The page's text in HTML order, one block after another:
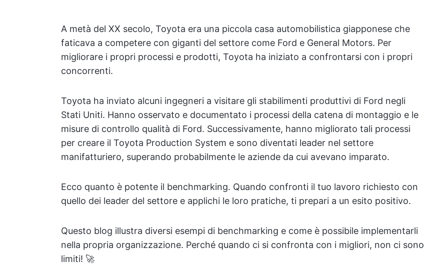
A metà del XX secolo, Toyota era una piccola casa automobilistica giapponese che
faticava a competere con giganti del settore come Ford e General Motors. Per
migliorare i propri processi e prodotti, Toyota ha iniziato a confrontarsi con i propri
concorrenti.
Toyota ha inviato alcuni ingegneri a visitare gli stabilimenti produttivi di Ford negli
Stati Uniti. Hanno osservato e documentato i processi della catena di montaggio e le
misure di controllo qualità di Ford. Successivamente, hanno migliorato tali processi
per creare il Toyota Production System e sono diventati leader nel settore
manifatturiero, superando probabilmente le aziende da cui avevano imparato.
Ecco quanto è potente il benchmarking. Quando confronti il tuo lavoro richiesto con
quello dei leader del settore e applichi le loro pratiche, ti prepari a un esito positivo.
Questo blog illustra diversi esempi di benchmarking e come è possibile implementarli
nella propria organizzazione. Perché quando ci si confronta con i migliori, non ci sono
limiti! 🚀